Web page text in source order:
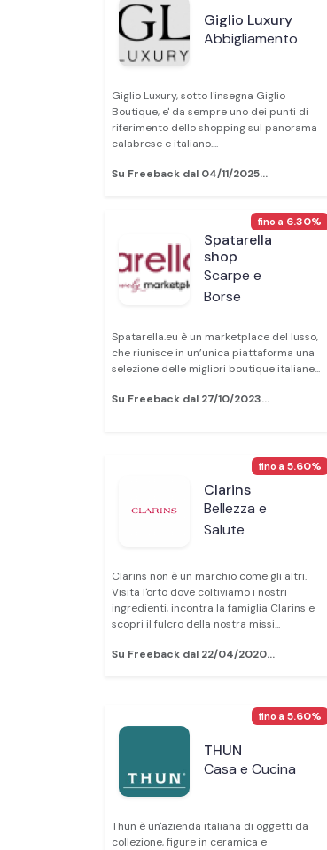
Giglio Luxury
Abbigliamento
Giglio Luxury, sotto l'insegna Giglio
Boutique, e' da sempre uno dei punti di
riferimento dello shopping sul panorama
calabrese e italiano....
Su Freeback dal 04/11/2025...
Spatarella
shop
Scarpe e
Borse
Spatarella.eu è un marketplace del lusso,
che riunisce in un’unica piattaforma una
selezione delle migliori boutique italiane...
Su Freeback dal 27/10/2023...
fino a 6.30%
Clarins
Bellezza e
Salute
Clarins non è un marchio come gli altri.
Visita l'orto dove coltiviamo i nostri
ingredienti, incontra la famiglia Clarins e
scopri il fulcro della nostra missi...
Su Freeback dal 22/04/2020...
fino a 5.60%
THUN
Casa e Cucina
Thun è un'azienda italiana di oggetti da
collezione, figure in ceramica e
fino a 5.60%